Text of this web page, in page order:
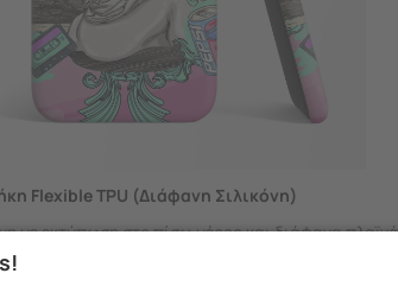
Flexible TPU (Διάφανη Σιλικόνη)
με εκτύπωση στο πίσω μέρος και διάφανα πλαϊνά